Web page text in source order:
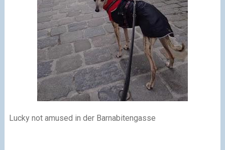
Lucky not amused in der Barnabitengasse